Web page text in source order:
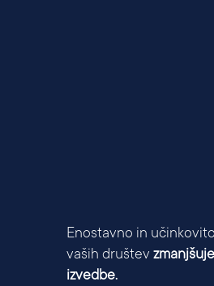
Enostavno in
vaših društev
izvedbe.